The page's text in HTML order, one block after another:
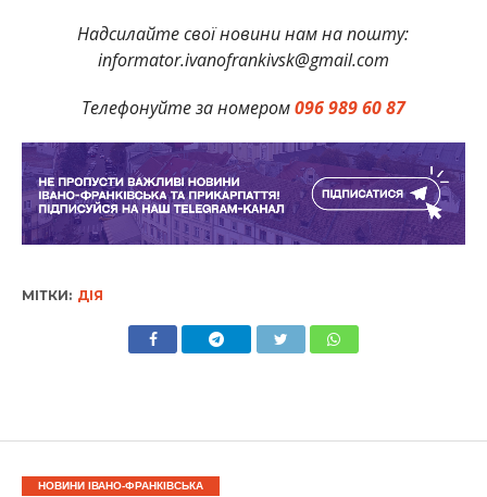
Надсилайте свої новини нам на пошту:
informator.ivanofrankivsk@gmail.com
Телефонуйте за номером096 989 60 87
МІТКИ: ДІЯ
НОВИНИ ІВАНО-ФРАНКІВСЬКА